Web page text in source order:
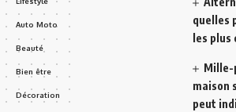
Auto Moto
Beauté
Bien être
Décoration
quelles
les plus
Mille-
maison
peut